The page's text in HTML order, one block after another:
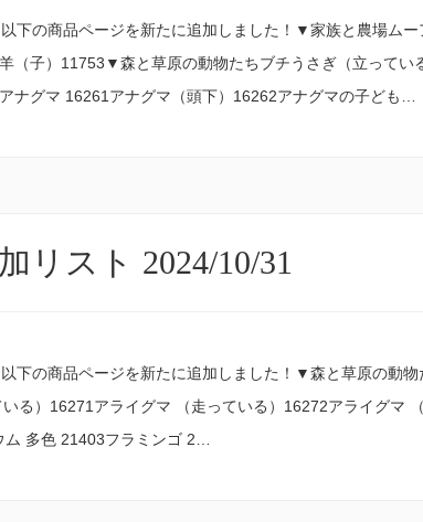
下の商品ページを新たに追加しました！▼家族と農場ム
（子）11753▼森と草原の動物たちブチうさぎ（立って
ナグマ 16261アナグマ（頭下）16262アナグマの子ども…
リスト 2024/10/31
下の商品ページを新たに追加しました！▼森と草原の動物
る）16271アライグマ （走っている）16272アライグマ
多色 21403フラミンゴ 2…